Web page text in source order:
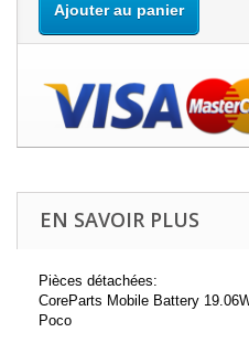
Ajouter au panier
EN SAVOIR PLUS
Pièces détachées:
CoreParts Mobile Battery
Poco